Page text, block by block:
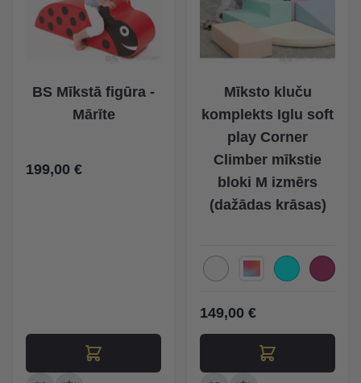
BS Mīkstā figūra -
Mārīte
199,00 €
Mīksto kluču
komplekts Iglu soft
play Corner
Climber mīkstie
bloki M izmērs
(dažādas krāsas)
149,00 €